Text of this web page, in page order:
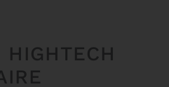
HIGHTECH